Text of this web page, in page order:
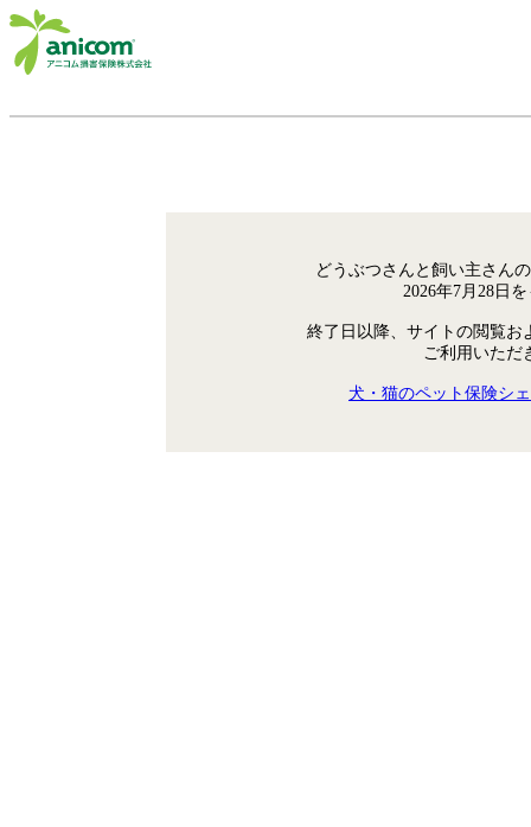
どうぶつさんと飼い主さん
2026年7月28日
終了日以降、サイトの閲覧お
ご利用いただ
犬・猫のペット保険シ